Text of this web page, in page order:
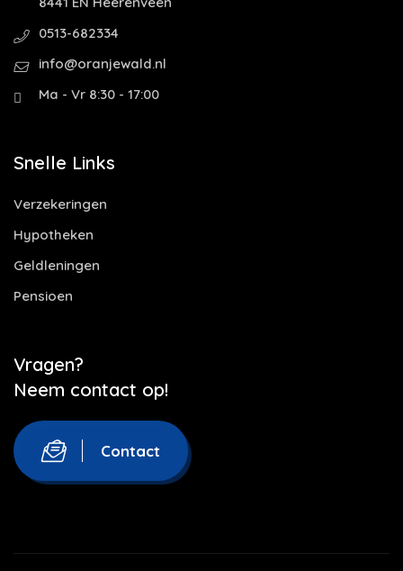
0513-682334
info@oranjewald.nl
Ma - Vr 8:30 - 17:00
Snelle Links
Verzekeringen
Hypotheken
Geldleningen
Pensioen
Vragen?
Neem contact op!
Contact